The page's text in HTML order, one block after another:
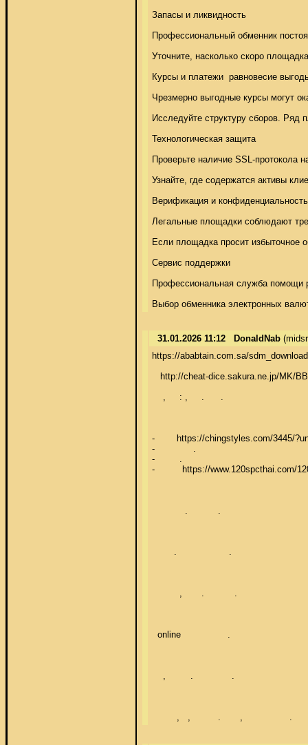
Запасы и ликвидность
Профессиональный обменник
Уточните, насколько скоро
Курсы и платежи  равновесие
Чрезмерно выгодные курсы могут
Исследуйте структуру сборов. Ряд
Технологическая защита
Проверьте наличие SSL-протокола
Узнайте, где содержатся активы
Верификация и
Легальные площадки соблюдают
Если площадка просит избыточное
Сервис поддержки
Профессиональная служба помощи
Выбор обменника электронных
31.01.2026 11:12 DonaldNab
https://ababtain.com.sa/
http://cheat-dice.sakura.ne.jp/
    ,     : ,     .      .
-        https://chingstyles.com/3445/
-              .
-         .
-          https://www.120spcthai.com/
  online                 .